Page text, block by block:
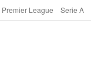
Premier League Serie A